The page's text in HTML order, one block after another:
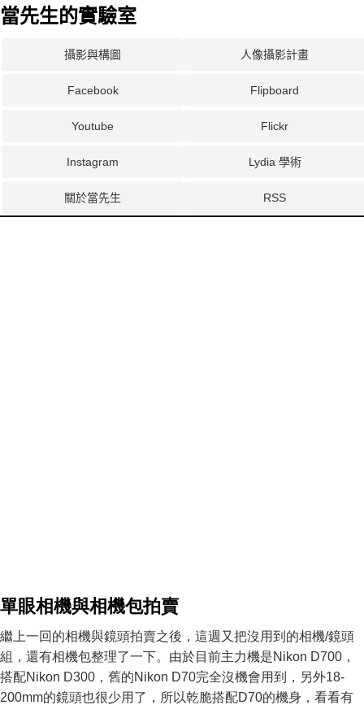
當先生的實驗室
攝影與構圖 人像攝影計畫
Facebook Flipboard
Youtube Flickr
Instagram Lydia 學術
關於當先生 RSS
單眼相機與相機包拍賣
繼上一回的相機與鏡頭拍賣之後，這週又把沒用到的相機/鏡頭
組，還有相機包整理了一下。由於目前主力機是Nikon D700，
搭配Nikon D300，舊的Nikon D70完全沒機會用到，另外18-
200mm的鏡頭也很少用了，所以乾脆搭配D70的機身，看看有